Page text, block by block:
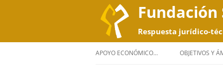
Respuesta jurídico-
APOYO ECONÓMICO… OBJETIVOS Y